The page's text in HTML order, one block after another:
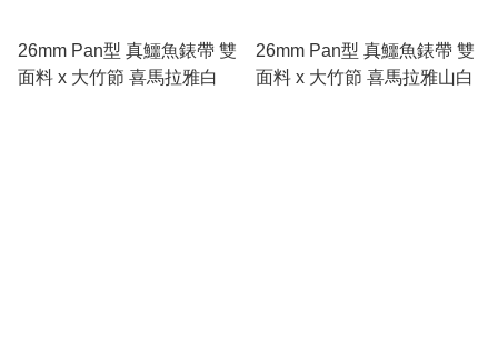
26mm Pan型 真鱷魚錶帶 雙
面料 x 大竹節 喜馬拉雅白
26mm Pan型 真鱷魚錶帶 雙
面料 x 大竹節 喜馬拉雅山白